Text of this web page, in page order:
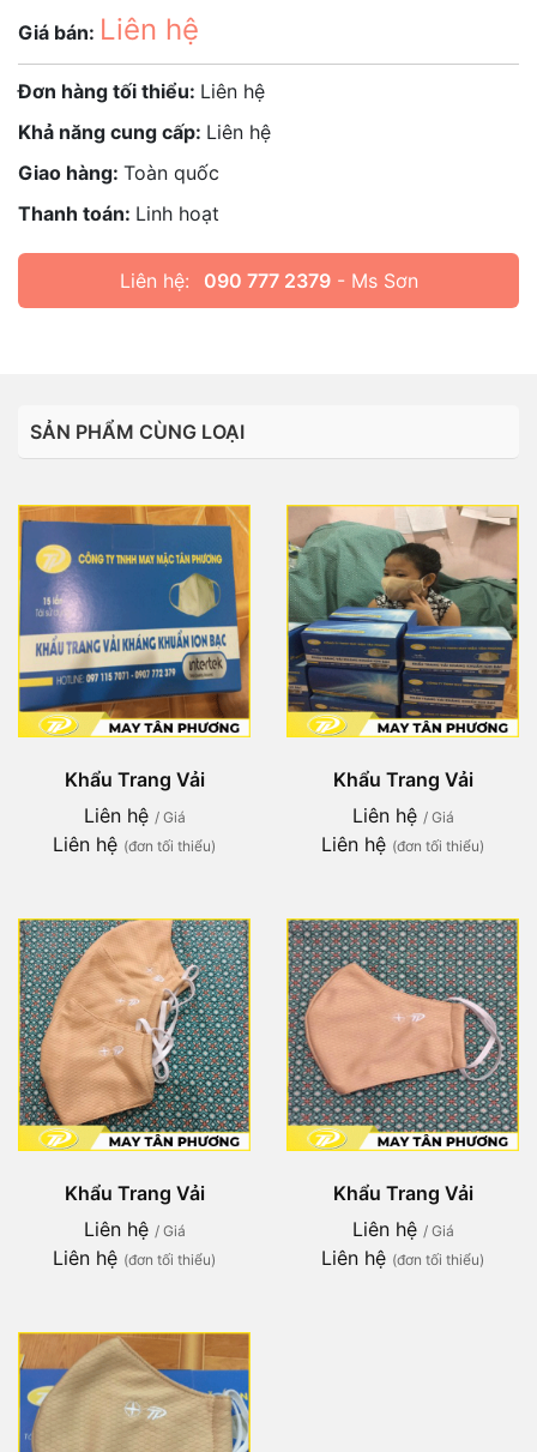
Giá bán: Liên hệ
Đơn hàng tối thiểu: Liên hệ
Khả năng cung cấp: Liên hệ
Giao hàng: Toàn quốc
Thanh toán: Linh hoạt
Liên hệ: 090 777 2379- Ms Sơn
SẢN PHẨM CÙNG LOẠI
Khẩu Trang Vải
Liên hệ / Giá
Liên hệ (đơn tối thiểu)
Khẩu Trang Vải
Liên hệ / Giá
Liên hệ (đơn tối thiểu)
Khẩu Trang Vải
Liên hệ / Giá
Liên hệ (đơn tối thiểu)
Khẩu Trang Vải
Liên hệ / Giá
Liên hệ (đơn tối thiểu)